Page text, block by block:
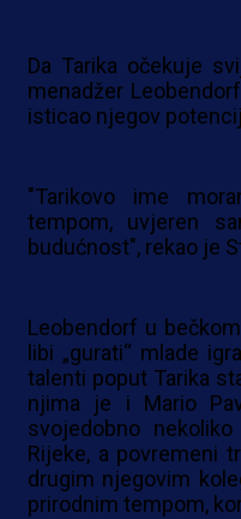
Da Tarika očekuje
menadžer
isticao njegov
"Tarikovo ime
tempom, uvjeren
budućnost", rekao je
Leobendorf u
libi „gurati“ mlade
talenti poput Tarika
njima je i Mario
svojedobno
Rijeke, a povremeni
drugim njegovim
prirodnim tempom,